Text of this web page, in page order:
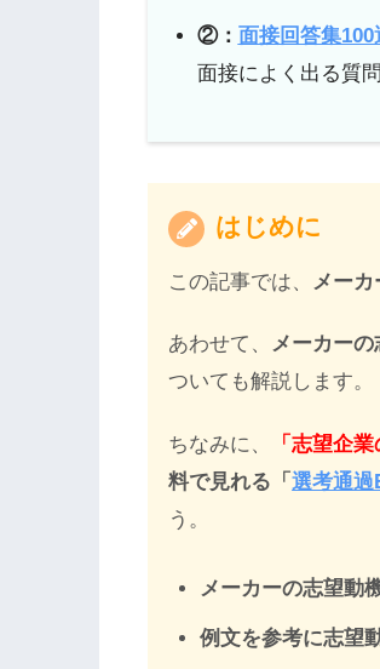
②： 面接回答集100
面接によく出る質
はじめに
この記事では、 メーカ
あわせて、 メーカー
ついても解説します。
ちなみに、 「志望企
料で見れる「選考通過
う。
メーカーの志望動
例文を参考に志望